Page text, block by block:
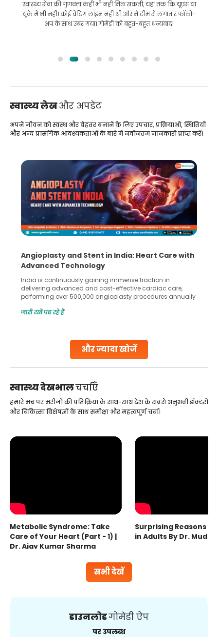
इलाज कराने के लिए बांग्लादेश से भारत की मेरी यात्रा में मेरी मदद की।
हमने GoMedii को चुनने में सही चुनाव किया। वे इलाज के बाद भी हमारे
साथ एक अच्छा रिश्ता रखते हैं
स्वास्थ्य लेखऔर अपडेट
और ज्यादा खोजें
अपने जीवन को स्वस्थ और बेहतर बनाने के लिए उपचार, प्रक्रियाओं, स्थितियों
और अन्य प्रासंगिक आवश्यकताओं के बारे में नवीनतम जानकारी प्राप्त करें।
Angioplasty and Stent in India: Heart Care with
Advanced Technology
India is continuously gaining immense traction in
delivering advanced and cost-effective cardiac care,
performing over 500,000 angioplasty procedures annually
globe are searching for treatments like angioplasty and
Studies, such as one published
जारी रखें पढ़ रहे हैं
स्वास्थ्य देखभालचर्चाएँ
सभी देखें
हमारे मंच पर मरीजों की प्रतिक्रिया के साथ-साथ देश के सबसे अनुभवी डॉक्टरों
और चिकित्सा विशेषज्ञों के साथ समीक्षा और महत्वपूर्ण चर्चा।
Metabolic Syndrome: Take
Care of Your Heart (Part - 1) |
Dr. Ajay Kumar Sharma
Surprising Reasons
in Adults By Dr.
डाउनलोडगोमेडी ऐप
पर उपलब्ध